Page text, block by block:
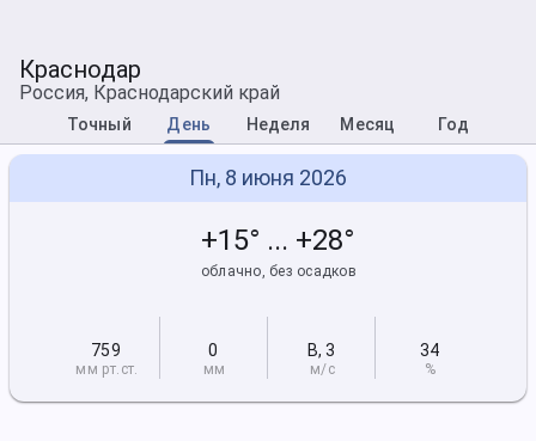
Краснодар
Россия, Краснодарский край
Точный День Неделя Месяц Год
Пн, 8 июня 2026
+15° ... +28°
облачно, без осадков
759
мм рт.ст.
0
мм
В,3
м/с
34
%